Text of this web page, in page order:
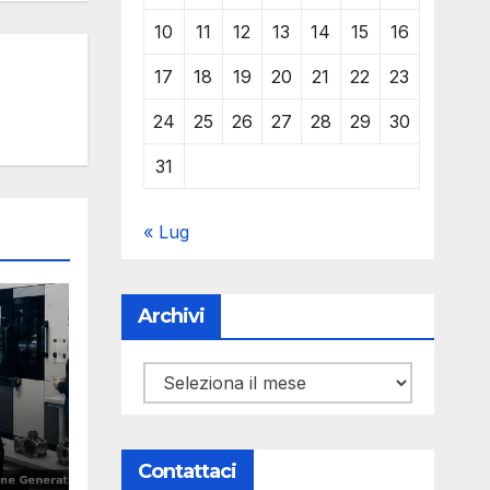
10 11 12 13 14 15 16
17 18 19 20 21 22 23
24 25 26 27 28 29 30
31
« Lug
Archivi
Archivi
Contattaci